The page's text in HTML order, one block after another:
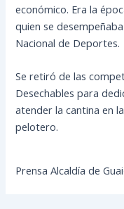
económico. Era la
quien se
Nacional de Deportes.
Se retiró de las
Desechables para
atender la cantina en
pelotero.
Prensa Alcaldía de